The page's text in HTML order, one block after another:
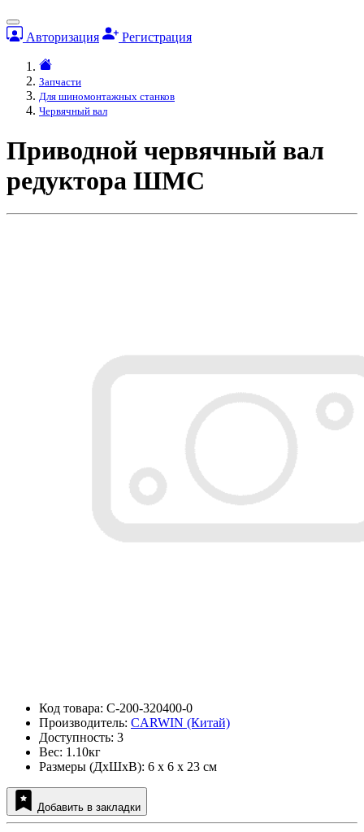
Авторизация Регистрация
Запчасти
Для шиномонтажных станков
Червячный вал
Приводной червячный вал
редуктора ШМС
Код товара: C-200-320400-0
Производитель: CARWIN (Китай)
Доступность: 3
Вес: 1.10кг
Размеры (ДxШxВ): 6 x 6 x 23 см
Добавить в закладки